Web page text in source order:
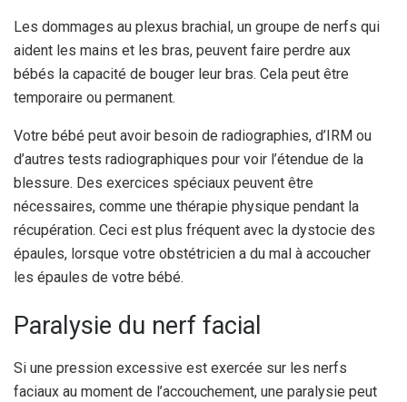
Les dommages au plexus brachial, un groupe de nerfs qui
aident les mains et les bras, peuvent faire perdre aux
bébés la capacité de bouger leur bras. Cela peut être
temporaire ou permanent.
Votre bébé peut avoir besoin de radiographies, d’IRM ou
d’autres tests radiographiques pour voir l’étendue de la
blessure. Des exercices spéciaux peuvent être
nécessaires, comme une thérapie physique pendant la
récupération. Ceci est plus fréquent avec la dystocie des
épaules, lorsque votre obstétricien a du mal à accoucher
les épaules de votre bébé.
Paralysie du nerf facial
Si une pression excessive est exercée sur les nerfs
faciaux au moment de l’accouchement, une paralysie peut